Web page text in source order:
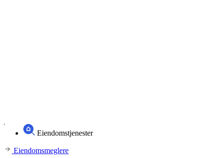
Eiendomstjenester
Eiendomsmeglere